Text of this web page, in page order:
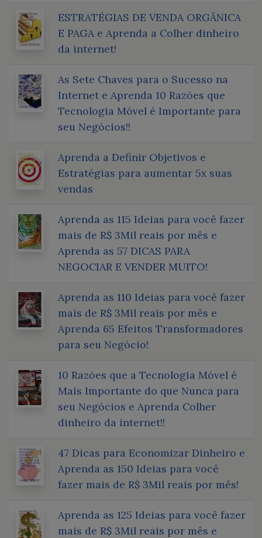
ESTRATÉGIAS DE VENDA ORGÂNICA
E PAGA e Aprenda a Colher dinheiro
da internet!
As Sete Chaves para o Sucesso na
Internet e Aprenda 10 Razões que
Tecnologia Móvel é Importante para
seu Negócios!!
Aprenda a Definir Objetivos e
Estratégias para aumentar 5x suas
vendas
Aprenda as 115 Ideias para você fazer
mais de R$ 3Mil reais por mês e
Aprenda as 57 DICAS PARA
NEGOCIAR E VENDER MUITO!
Aprenda as 110 Ideias para você fazer
mais de R$ 3Mil reais por mês e
Aprenda 65 Efeitos Transformadores
para seu Negócio!
10 Razões que a Tecnologia Móvel é
Mais Importante do que Nunca para
seu Negócios e Aprenda Colher
dinheiro da internet!!
47 Dicas para Economizar Dinheiro e
Aprenda as 150 Ideias para você
fazer mais de R$ 3Mil reais por mês!
Aprenda as 125 Ideias para você fazer
mais de R$ 3Mil reais por mês e